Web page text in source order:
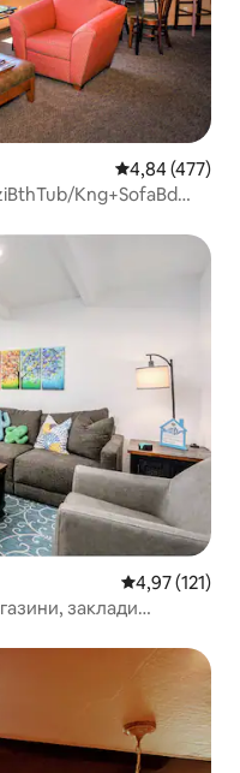
Середня
4,84 (477)
Kng+SofaBd
Середня
4,97 (121)
заклади